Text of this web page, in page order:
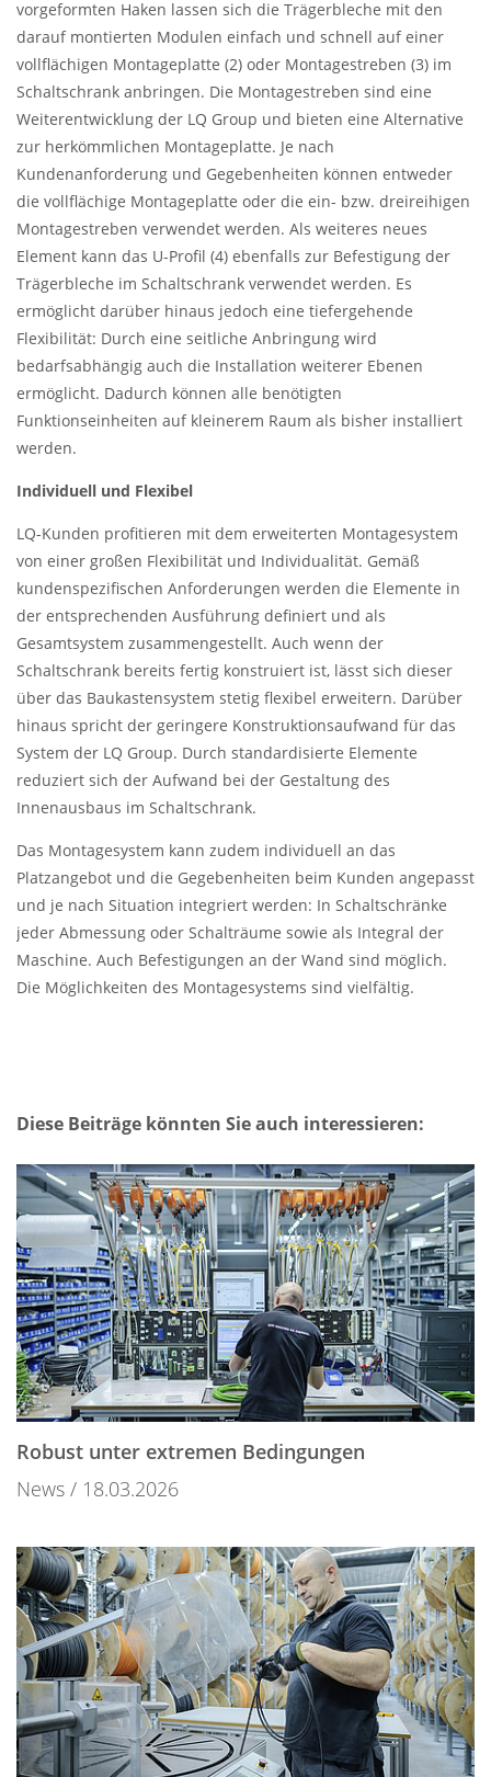
vorgeformten Haken lassen sich die Trägerbleche mit den
darauf montierten Modulen einfach und schnell auf einer
vollflächigen Montageplatte (2) oder Montagestreben (3) im
Schaltschrank anbringen. Die Montagestreben sind eine
Weiterentwicklung der LQ Group und bieten eine Alternative
zur herkömmlichen Montageplatte. Je nach
Kundenanforderung und Gegebenheiten können entweder
die vollflächige Montageplatte oder die ein- bzw. dreireihigen
Montagestreben verwendet werden. Als weiteres neues
Element kann das U-Profil (4) ebenfalls zur Befestigung der
Trägerbleche im Schaltschrank verwendet werden. Es
ermöglicht darüber hinaus jedoch eine tiefergehende
Flexibilität: Durch eine seitliche Anbringung wird
bedarfsabhängig auch die Installation weiterer Ebenen
ermöglicht. Dadurch können alle benötigten
Funktionseinheiten auf kleinerem Raum als bisher installiert
werden.
Individuell und Flexibel
LQ-Kunden profitieren mit dem erweiterten Montagesystem
von einer großen Flexibilität und Individualität. Gemäß
kundenspezifischen Anforderungen werden die Elemente in
der entsprechenden Ausführung definiert und als
Gesamtsystem zusammengestellt. Auch wenn der
Schaltschrank bereits fertig konstruiert ist, lässt sich dieser
über das Baukastensystem stetig flexibel erweitern. Darüber
hinaus spricht der geringere Konstruktionsaufwand für das
System der LQ Group. Durch standardisierte Elemente
reduziert sich der Aufwand bei der Gestaltung des
Innenausbaus im Schaltschrank.
Das Montagesystem kann zudem individuell an das
Platzangebot und die Gegebenheiten beim Kunden angepasst
und je nach Situation integriert werden: In Schaltschränke
jeder Abmessung oder Schalträume sowie als Integral der
Maschine. Auch Befestigungen an der Wand sind möglich.
Die Möglichkeiten des Montagesystems sind vielfältig.
Diese Beiträge könnten Sie auch interessieren:
Robust unter extremen Bedingungen
News
18.03.2026